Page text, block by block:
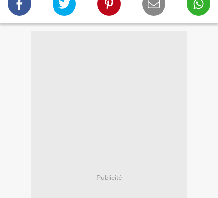
Publicité